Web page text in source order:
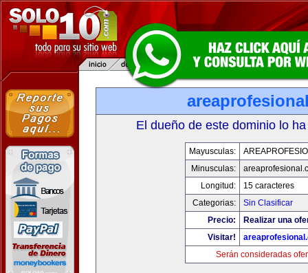
El dueño de este dominio lo
Mayusculas:
Minusculas:
Longitud:
15 caracteres
Categorias:
Sin Clasificar
Precio:
Realizar una
Visitar!
Serán consideradas